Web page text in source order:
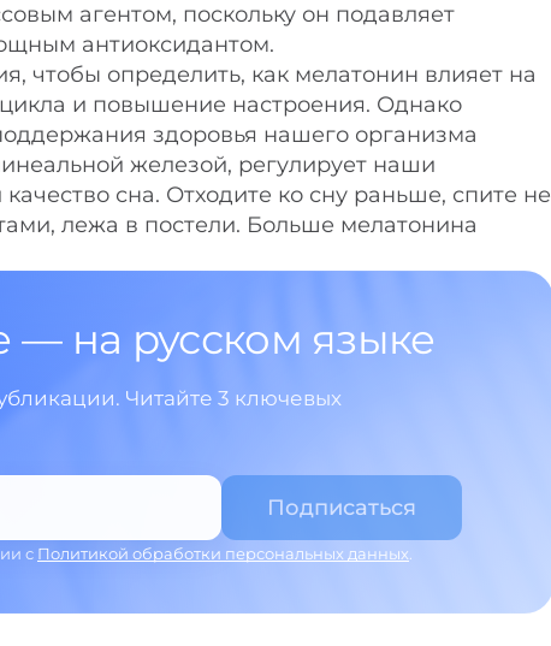
агентом, поскольку он подавляет
антиоксидантом.
чтобы определить, как мелатонин влияет на
и повышение настроения. Однако
здоровья нашего организма
железой, регулирует наши
сна. Отходите ко сну раньше, спите не
лежа в постели. Больше мелатонина
— на русском языке
Читайте 3 ключевых
с Политикой обработки персональных данных